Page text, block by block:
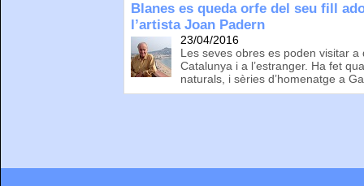
Blanes es queda orfe del seu fill
l’artista Joan Padern
23/04/2016
Les seves obres es poden visitar a
Catalunya i a l’estranger. Ha fet
naturals, i sèries d’homenatge a